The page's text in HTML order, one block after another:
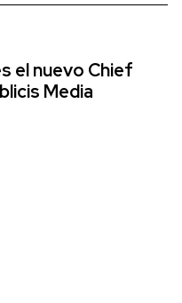
el nuevo Chief
Media